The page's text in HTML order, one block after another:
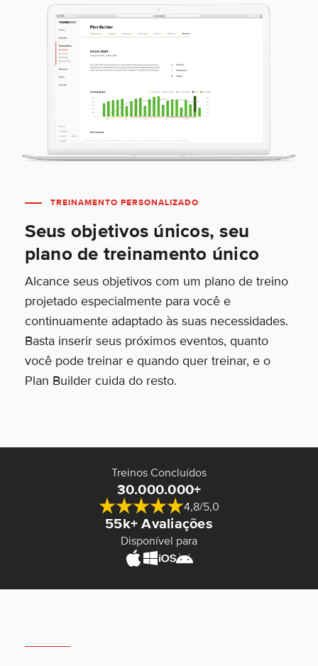
TREINAMENTO PERSONALIZADO
Seus objetivos únicos, seu
plano de treinamento único
Alcance seus objetivos com um plano de treino
projetado especialmente para você e
continuamente adaptado às suas necessidades.
Basta inserir seus próximos eventos, quanto
você pode treinar e quando quer treinar, e o
Plan Builder cuida do resto.
Treinos Concluídos
30.000.000+
4,8/5,0
55k+ Avaliações
Disponível para